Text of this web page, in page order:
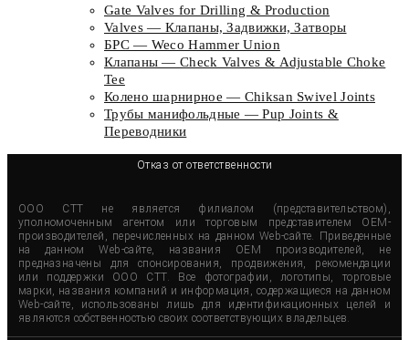
Gate Valves for Drilling & Production
Valves — Клапаны, Задвижки, Затворы
БРС — Weco Hammer Union
Клапаны — Check Valves & Adjustable Choke
Tee
Колено шарнирное — Chiksan Swivel Joints
Трубы манифольдные — Pup Joints &
Переводники
Отказ от ответственности
ООО СТТ не является филиалом (представительством),
уполномоченным агентом или торговым представителем OEM-
производителей, перечисленных на данном Web-сайте. Приведенные
на данном Web-сайте, названия OEM производителей, не
предназначены для спонсирования, продвижения, рекомендации
или поддержки ООО СТТ. Все фотографии, логотипы, торговые
марки, названия компаний и информация, содержащиеся на данном
Web-сайте, использованы лишь для идентификационных целей и
являются собственностью своих соответствующих владельцев.